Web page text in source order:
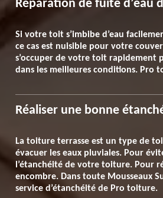
Réparation de fuite d’eau
Si votre toit s’imbibe d’eau
ce cas est nuisible pour votre
s’occuper de votre toit rapidement
dans les meilleures conditions. Pro
Réaliser une bonne
La toiture terrasse est un type de
évacuer les eaux pluviales. Pour
l’étanchéité de votre toiture. Pour
encombre. Dans toute Mousseaux
service d’étanchéité de Pro toiture.